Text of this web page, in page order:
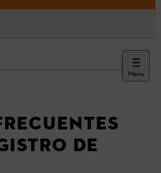
Menu
DE